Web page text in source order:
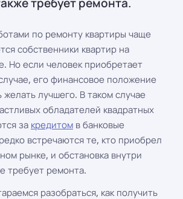
по ремонту квартиры чаще
собственники квартир на
Но если человек приобретает
его финансовое положение
желать лучшего. В таком случае
обладателей квадратных
за кредитом в банковые
встречаются те, кто приобрел
рынке, и обстановка внутри
требует ремонта.
разобраться, как получить